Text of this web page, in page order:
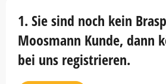
1. Sie sind noch kein
Moosmann Kunde, dann
bei uns registrieren.